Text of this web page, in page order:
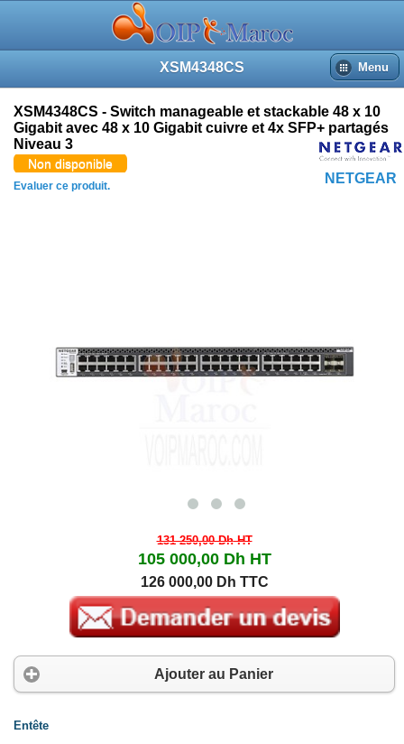
XSM4348CS Menu
NETGEAR
XSM4348CS - Switch manageable et stackable 48 x 10
Gigabit avec 48 x 10 Gigabit cuivre et 4x SFP+ partagés
Niveau 3
Non disponible
Evaluer ce produit.
131 250,00 DhHT
105 000,00 Dh HT
126 000,00 Dh TTC
Ajouter au Panier
Entête